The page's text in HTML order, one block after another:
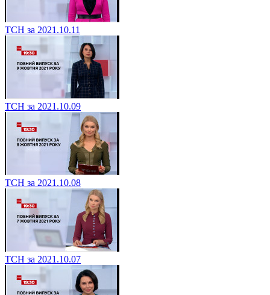
ТСН за 2021.10.11
ТСН за 2021.10.09
ТСН за 2021.10.08
ТСН за 2021.10.07